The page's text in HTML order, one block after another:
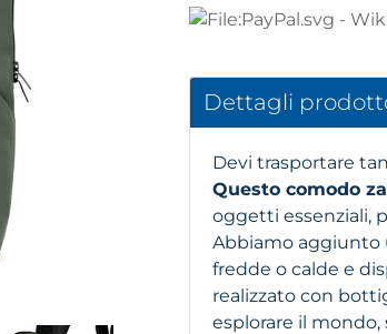
Dettagli
Devi trasportare
Questo comodo
oggetti essenziali,
Abbiamo
fredde o calde e
realizzato con
esplorare il mondo,